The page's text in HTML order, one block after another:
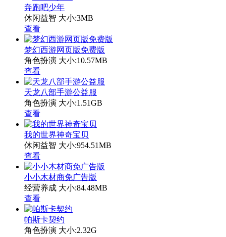
奔跑吧少年
休闲益智 大小:3MB
查看
梦幻西游网页版免费版
角色扮演 大小:10.57MB
查看
天龙八部手游公益服
角色扮演 大小:1.51GB
查看
我的世界神奇宝贝
休闲益智 大小:954.51MB
查看
小小木材商免广告版
经营养成 大小:84.48MB
查看
帕斯卡契约
角色扮演 大小:2.32G